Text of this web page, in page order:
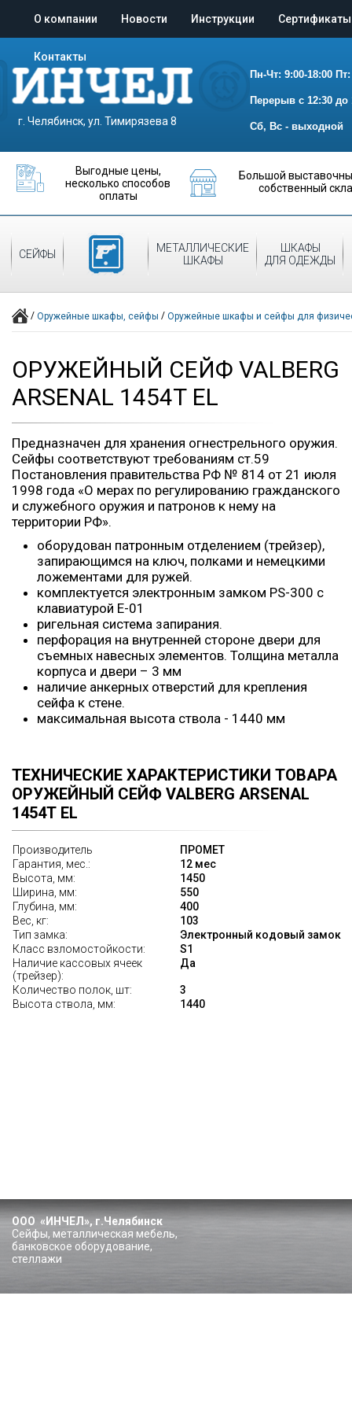
О компании Новости Инструкции Сертификаты
Контакты
г. Челябинск, ул. Тимирязева 8
Пн-Чт: 9:00-18:00
Перерыв с 12:30 до
Сб, Вс - выходной
Выгодные цены,
несколько способов
оплаты
Большой
собственный
СЕЙФЫ
ОРУЖЕЙНЫЕ
ШКАФЫ
МЕТАЛЛИЧЕСКИЕ
ШКАФЫ
ШКАФЫ
ДЛЯ ОДЕЖДЫ
/ Оружейные шкафы, сейфы / Оружейные шкафы и сейфы для
ОРУЖЕЙНЫЙ СЕЙФ VALBERG
ARSENAL 1454Т EL
Предназначен для хранения огнестрельного оружия.
Сейфы соответствуют требованиям ст.59
Постановления правительства РФ № 814 от 21 июля
1998 года «О мерах по регулированию гражданского
и служебного оружия и патронов к нему на
территории РФ».
оборудован патронным отделением (трейзер),
запирающимся на ключ, полками и немецкими
ложементами для ружей.
комплектуется электронным замком PS-300 с
клавиатурой E-01
ригельная система запирания.
перфорация на внутренней стороне двери для
съемных навесных элементов. Толщина металла
корпуса и двери – 3 мм
наличие анкерных отверстий для крепления
сейфа к стене.
максимальная высота ствола - 1440 мм
ТЕХНИЧЕСКИЕ ХАРАКТЕРИСТИКИ ТОВАРА
ОРУЖЕЙНЫЙ СЕЙФ VALBERG ARSENAL
1454Т EL
Производитель
ПРОМЕТ
Гарантия, мес.:
12 мес
Высота, мм:
1450
Ширина, мм:
550
Глубина, мм:
400
Вес, кг:
103
Тип замка:
Электронный кодовый замок
Класс взломостойкости:
S1
Наличие кассовых ячеек
(трейзер):
Да
Количество полок, шт:
3
Высота ствола, мм:
1440
ООО «ИНЧЕЛ», г.Челябинск
Сейфы, металлическая мебель,
банковское оборудование,
стеллажи